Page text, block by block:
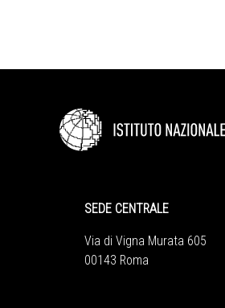
SEDE CENTRALE
Via di Vigna Murata 605
00143 Roma